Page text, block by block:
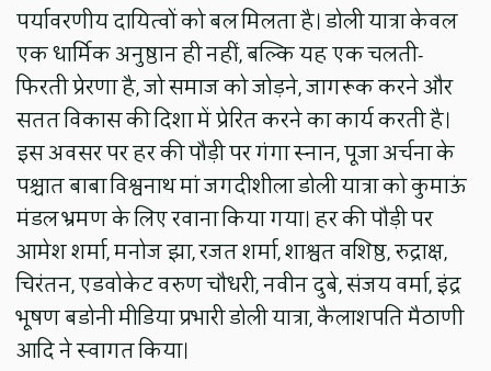
पर्यावरणीय दायित्वों को बल मिलता है। डोली यात्रा केवल
एक धार्मिक अनुष्ठान ही नहीं, बल्कि यह एक चलती-
फिरती प्रेरणा है, जो समाज को जोड़ने, जागरूक करने और
सतत विकास की दिशा में प्रेरित करने का कार्य करती है।
इस अवसर पर हर की पौड़ी पर गंगा स्नान, पूजा अर्चना के
पश्चात बाबा विश्वनाथ मां जगदीशीला डोली यात्रा को कुमाऊं
मंडल भ्रमण के लिए रवाना किया गया। हर की पौड़ी पर
आमेश शर्मा, मनोज झा, रजत शर्मा, शाश्वत वशिष्ठ, रुद्राक्ष,
चिरंतन, एडवोकेट वरुण चौधरी, नवीन दुबे, संजय वर्मा, इंद्र
भूषण बडोनी मीडिया प्रभारी डोली यात्रा, कैलाशपति मैठाणी
आदि ने स्वागत किया।